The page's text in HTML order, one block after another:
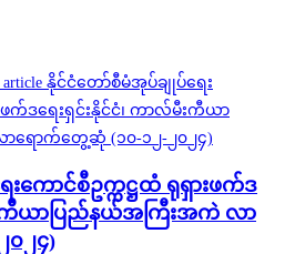
ကောင်စီဥက္ကဋ္ဌထံ ရုရှားဖက်ဒ
းကီယာပြည်နယ်အကြီးအကဲ လာ
၀၂၄)